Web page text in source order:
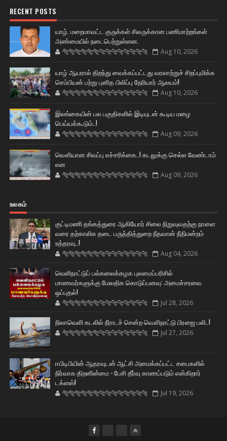
RECENT POSTS
யாழ். மறைமாவட்ட குருக்கள் சிலருக்கான பணிமாற்றங்கள்
அண்மையில் நடைபெற்றுள்ளன.
🐅🐅🐅🐅🐅🐅🐆🐆🐆🐆🐆🐆🐆🐆 Aug 10, 2026
யாழ் ஆயரால் திறந்து வைக்கப்பட்டது வரலாற்றுச் சிறப்புமிக்க
செம்பியன் பற்று புனித பிலிப்பு நேரியார் ஆலயம்!
🐅🐅🐅🐅🐅🐅🐆🐆🐆🐆🐆🐆🐆🐆 Aug 10, 2026
இலங்கையின் பல பகுதிகளில் இடியுடன் கூடிய மழை
பெய்யக்கூடும்..!
🐅🐅🐅🐅🐅🐅🐆🐆🐆🐆🐆🐆🐆🐆 Aug 09, 2026
வௌியான சிவப்பு எச்சரிக்கை..! கடலுக்கு செல்ல வேண்டாம்
என
🐅🐅🐅🐅🐅🐅🐆🐆🐆🐆🐆🐆🐆🐆 Aug 09, 2026
உலகம்
குட்டிமணி தங்கத்துரை ஆகியோர் சிலை நிறுவுவதற்கு நாளை
வரை தற்காலிக தடை பருத்தித்துறை நீதவான் நீதிமன்றம்
உத்தரவு..!
🐅🐅🐅🐅🐅🐅🐆🐆🐆🐆🐆🐆🐆🐆 Aug 04, 2026
வெளிநாட்டுப் பல்கலைக்கழக புலமைப்பரிசில்
மாணவர்களுக்கு மேலதிக கொடுப்பனவு: அமைச்சரவை
ஒப்புதல்!
🐅🐅🐅🐅🐅🐅🐆🐆🐆🐆🐆🐆🐆🐆 Jul 28, 2026
நிலாவெளி கடலில் நீராடச் சென்ற வௌிநாட்டு பிரஜை பலி..!
🐅🐅🐅🐅🐅🐅🐆🐆🐆🐆🐆🐆🐆🐆 Jul 27, 2026
ஈபிடிபியின் ஆதரவுடன் ஆட்சி அமைக்கப்பட்ட சபைகளில்
நிர்வாக திறனின்மை - பேசி தீர்வு காணப்படும் என்கிறார்
டக்ளஸ்!
🐅🐅🐅🐅🐅🐅🐆🐆🐆🐆🐆🐆🐆🐆 Jul 19, 2026